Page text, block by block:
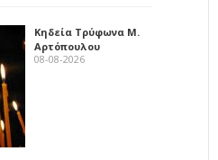
Κηδεία Τρύφωνα Μ.
Αρτόπουλου
08-08-2026